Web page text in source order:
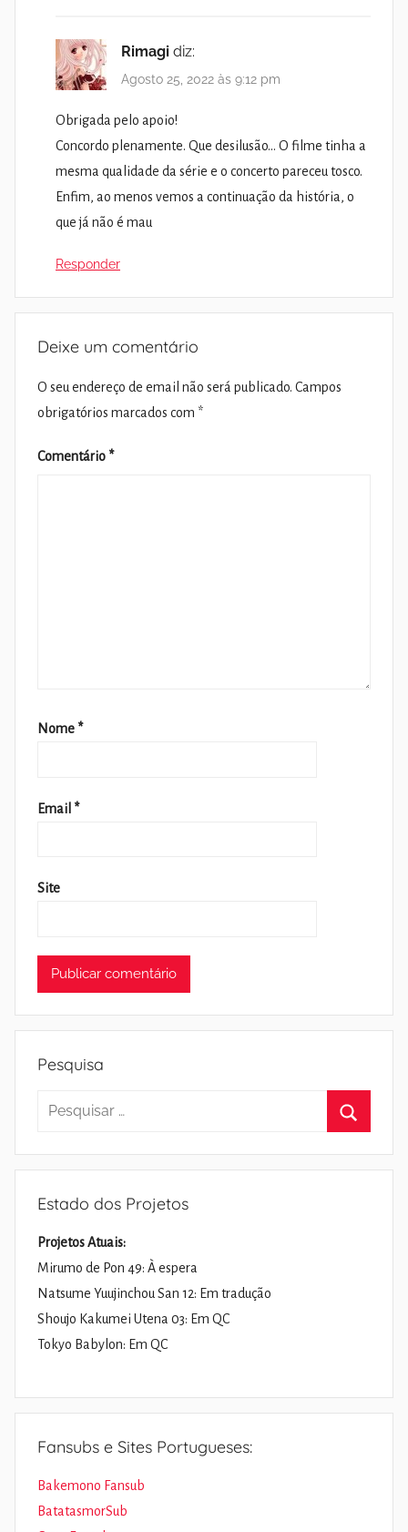
Rimagi diz:
Agosto 25, 2022 às 9:12 pm
Obrigada pelo apoio!
Concordo plenamente. Que desilusão… O filme tinha a
mesma qualidade da série e o concerto pareceu tosco.
Enfim, ao menos vemos a continuação da história, o
que já não é mau
Responder
Deixe um comentário
O seu endereço de email não será publicado. Campos
obrigatórios marcados com *
Comentário *
Nome *
Email *
Site
Pesquisa
Pesquisar
Estado dos Projetos
Projetos Atuais:
Mirumo de Pon 49: À espera
Natsume Yuujinchou San 12: Em tradução
Shoujo Kakumei Utena 03: Em QC
Tokyo Babylon: Em QC
Fansubs e Sites Portugueses:
Bakemono Fansub
BatatasmorSub